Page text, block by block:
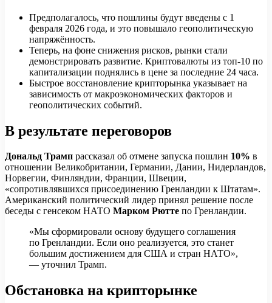
Предполагалось, что пошлины будут введены с 1
февраля 2026 года, и это повышало геополитическую
напряжённость.
Теперь, на фоне снижения рисков, рынки стали
демонстрировать развитие. Криптовалюты из топ-10 по
капитализации поднялись в цене за последние 24 часа.
Быстрое восстановление крипторынка указывает на
зависимость от макроэкономических факторов и
геополитических событий.
В результате переговоров
Дональд Трамп рассказал об отмене запуска пошлин 10% в
отношении Великобритании, Германии, Дании, Нидерландов,
Норвегии, Финляндии, Франции, Швеции,
«сопротивлявшихся присоединению Гренландии к Штатам».
Американский политический лидер принял решение после
беседы с генсеком НАТО Марком Рютте по Гренландии.
«Мы сформировали основу будущего соглашения
по Гренландии. Если оно реализуется, это станет
большим достижением для США и стран НАТО»,
— уточнил Трамп.
Обстановка на крипторынке